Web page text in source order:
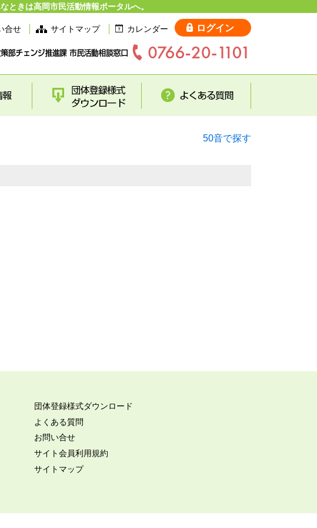
ときは高岡市民活動情報ポータルへ。
合せ サイトマップ カレンダー ログイン
50音で探す
団体登録様式ダウンロード
よくある質問
お問い合せ
サイト会員利用規約
サイトマップ